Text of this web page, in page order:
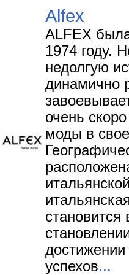
Alfex
ALFEX
1974 году.
недолгую
динамично
очень
моды в
успехов...